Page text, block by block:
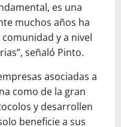
es una
muchos años ha
y a nivel
señaló Pinto.
asociadas a
como de la gran
y desarrollen
beneficie a sus